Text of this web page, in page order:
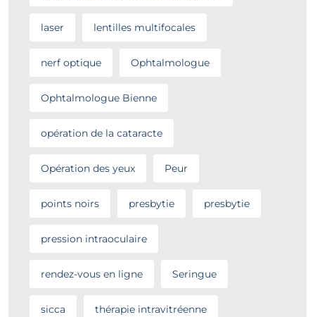
laser lentilles multifocales
nerf optique Ophtalmologue
Ophtalmologue Bienne
opération de la cataracte
Opération des yeux Peur
points noirs presbytie presbytie
pression intraoculaire
rendez-vous en ligne Seringue
sicca thérapie intravitréenne